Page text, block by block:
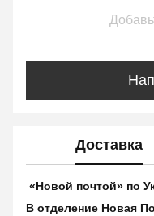
Доставка
«Новой почтой» по
В отделение Новая